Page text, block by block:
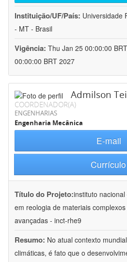
Instituição/UF/País: Universidade
- MT - Brasil
Vigência: Thu Jan 25 00:00:00
00:00:00 BRT 2027
Admilson
COORDENADOR(A)
ENGENHARIAS
Engenharia Mecânica
E-mail
Currículo
Título do Projeto:instituto
em reologia de materiais
avançadas - inct-rhe9
Resumo: No atual contexto
climáticas, é fato que o